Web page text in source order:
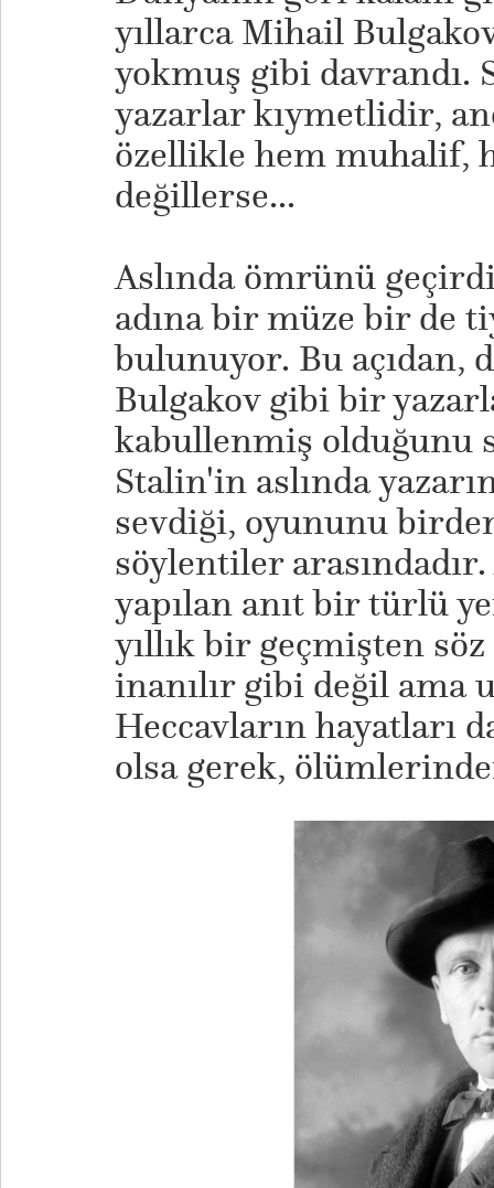
yıllarca Mihail
yokmuş gibi davrandı.
yazarlar kıymetlidir,
özellikle hem muhalif,
değillerse...
Aslında ömrünü
adına bir müze bir de
bulunuyor. Bu açıdan,
Bulgakov gibi bir
kabullenmiş olduğunu
Stalin'in aslında
sevdiği, oyununu
söylentiler
yapılan anıt bir türlü
yıllık bir geçmişten
inanılır gibi değil ama
Heccavların hayatları
olsa gerek,